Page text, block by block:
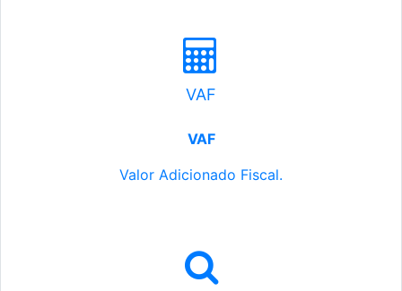
VAF
VAF
Valor Adicionado Fiscal.